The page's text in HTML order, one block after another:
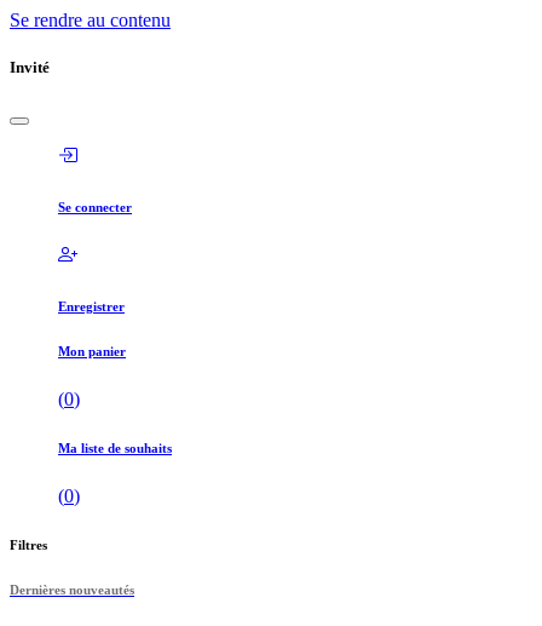
Se rendre au contenu
Invité
Se connecter
Enregistrer
Mon panier
(0)
Ma liste de souhaits
(0)
Filtres
Dernières nouveautés